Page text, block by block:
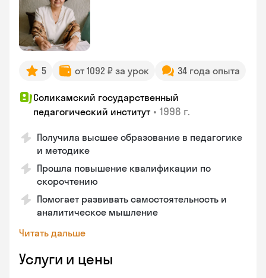
5 от 1092 ₽ за урок 34 года опыта
Соликамский государственный
педагогический институт • 1998 г.
Получила высшее образование в педагогике
и методике
Прошла повышение квалификации по
скорочтению
Помогает развивать самостоятельность и
аналитическое мышление
Читать дальше
Услуги и цены